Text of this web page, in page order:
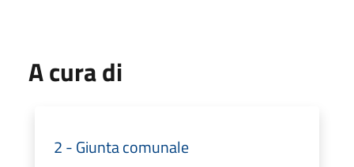
A cura di
2 - Giunta comunale